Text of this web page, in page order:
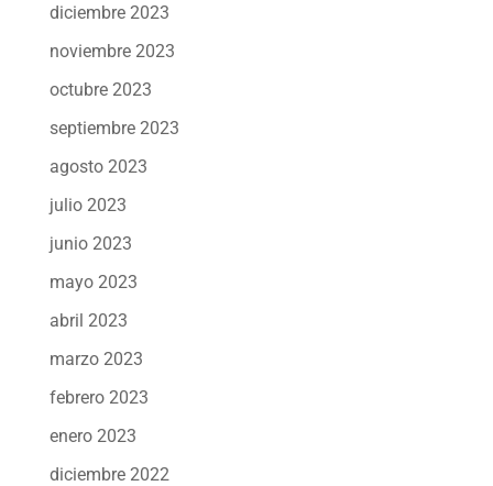
diciembre 2023
noviembre 2023
octubre 2023
septiembre 2023
agosto 2023
julio 2023
junio 2023
mayo 2023
abril 2023
marzo 2023
febrero 2023
enero 2023
diciembre 2022